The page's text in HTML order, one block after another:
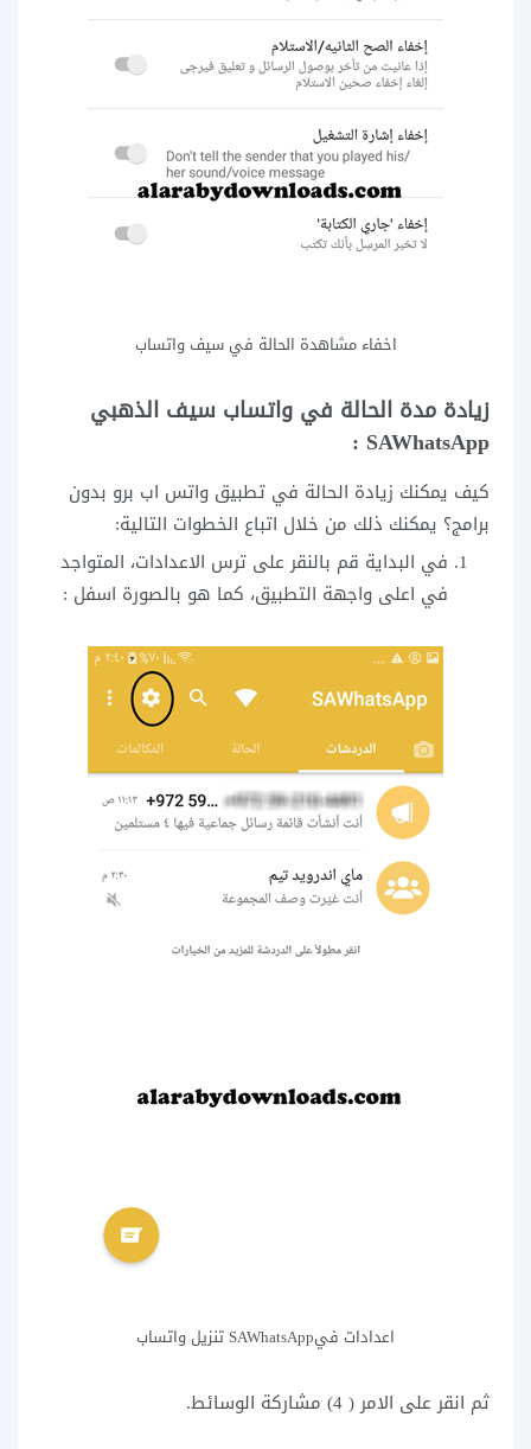
اخفاء مشاهدة الحالة في سيف واتساب
زيادة مدة الحالة في واتساب سيف الذهبي
SAWhatsApp :
كيف يمكنك زيادة الحالة في تطبيق واتس اب برو بدون
برامج؟ يمكنك ذلك من خلال اتباع الخطوات التالية:
في البداية قم بالنقر على ترس الاعدادات، المتواجد
في اعلى واجهة التطبيق، كما هو بالصورة اسفل :
اعدادات فيSAWhatsApp تنزيل واتساب
ثم انقر على الامر ( 4) مشاركة الوسائط.